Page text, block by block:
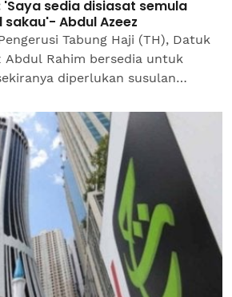
'Saya sedia disiasat semula
Abdul Azeez
Tabung Haji (TH), Datuk
Abdul Rahim bersedia untuk
diperlukan susulan